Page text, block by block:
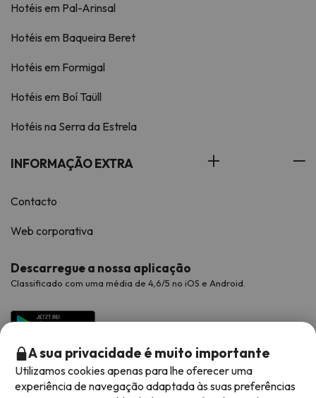
Hotéis em Pal-Arinsal
Hotéis em Baqueira Beret
Hotéis em Formigal
Hotéis em Boí Taüll
Hotéis na Serra da Estrela
INFORMAÇÃO EXTRA
Contacto
Web corporativa
Descarregue a nossa aplicação
Classificado com uma média de 4,6/5 no iOS e Android.
A sua privacidade é muito importante
Utilizamos cookies apenas para lhe oferecer uma
experiência de navegação adaptada às suas preferências